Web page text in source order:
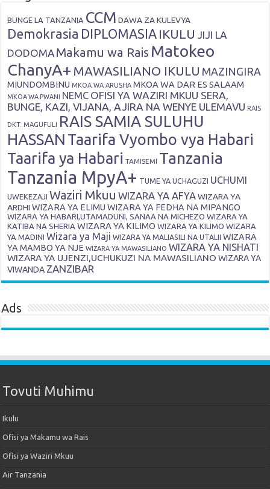
BUNGE LA TANZANIA CCM DAWA ZA KULEVYA
Demokrasia DIPLOMASIA IKULU JIJI LA
DODOMA Makamu wa Rais Matokeo
ChanyA+ MAWASILIANO IKULU MAZINGIRA
MIUNDOMBINU MKOA WA ARUSHA MKOA WA DAR ES SALAAM
MKOA WA PWANI NEMC OFISI YA WAZIRI MKUU SERA,
BUNGE, KAZI, VIJANA, AJIRA NA WENYE ULEMAVU RAIS
DKT. MAGUFULI
RAIS SAMIA SULUHU
HASSAN Taarifa Vyombo vya Habari
Taarifa ya Habari TAMISEMI Tanzania
Tanzania MpyA+ TUME YA UCHAGUZI UCHUMI
UWEKEZAJI Waziri Mkuu WIZARA YA AFYA WIZARA YA
ARDHI WIZARA YA ELIMU WIZARA YA FEDHA NA MIPANGO
WIZARA YA HABARI,UTAMADUNI, SANAA NA MICHEZO WIZARA YA
KATIBA NA SHERIA WIZARA YA KILIMO WIZARA YA KILIMO WIZARA
YA MADINI Wizara ya Maji WIZARA YA MALIASILI NA UTALII
WIZARA
YA MAMBO YA NJE WIZARA YA MAWASILIANO WIZARA YA NISHATI
WIZARA YA UJENZI,UCHUKUZI NA MAWASILIANO WIZARA YA
VIWANDA ZANZIBAR
Ads
Tovuti Muhimu
Ikulu
Ofisi ya Makamu wa Rais
Ofisi ya Waziri Mkuu
Air Tanzania